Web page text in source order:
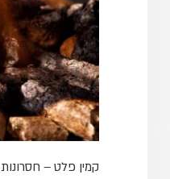
קמין פלט – חסרונות